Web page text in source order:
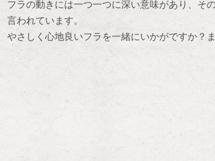
フラの動きには一つ一つに深い意味があり、そ
言われています。
やさしく心地良いフラを一緒にいかがですか？